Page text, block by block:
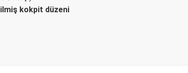
kokpit düzeni